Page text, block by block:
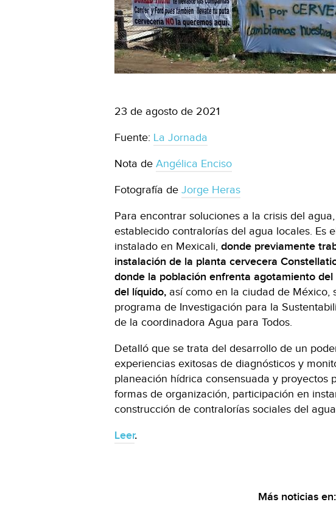
23 de agosto de 2021
Fuente: La Jornada
Nota de Angélica Enciso
Fotografía de Jorge Heras
Para encontrar soluciones a la crisis del
establecido contralorías del agua locales. Es
instalado en Mexicali, donde previamente
instalación de la planta cervecera
donde la población enfrenta agotamiento
del líquido, así como en la ciudad de México,
programa de Investigación para la
de la coordinadora Agua para Todos.
Detalló que se trata del desarrollo de un
experiencias exitosas de diagnósticos y
planeación hídrica consensuada y proyectos
formas de organización, participación en
construcción de contralorías sociales del
Leer.
Más noticias en: